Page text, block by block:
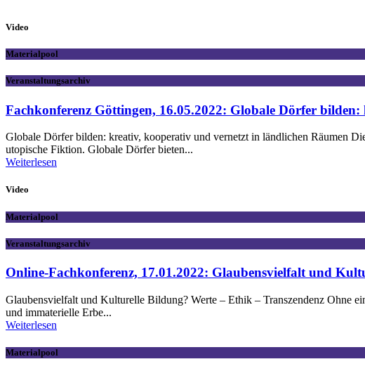
Video
Materialpool
Veranstaltungsarchiv
Fachkonferenz Göttingen, 16.05.2022: Globale Dörfer
Globale Dörfer bilden: kreativ, kooperativ und vernetzt in ländlichen Räumen
utopische Fiktion. Globale Dörfer bieten...
Weiterlesen
Video
Materialpool
Veranstaltungsarchiv
Online-Fachkonferenz, 17.01.2022: Glaubensvielfalt und
Glaubensvielfalt und Kulturelle Bildung? Werte – Ethik – Transzendenz Ohne
und immaterielle Erbe...
Weiterlesen
Materialpool